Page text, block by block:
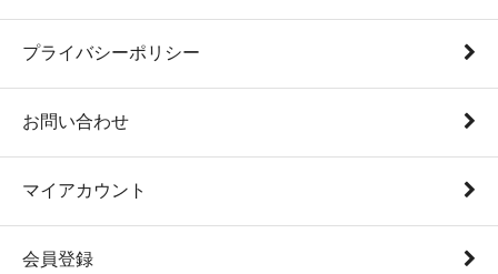
プライバシーポリシー
お問い合わせ
マイアカウント
会員登録